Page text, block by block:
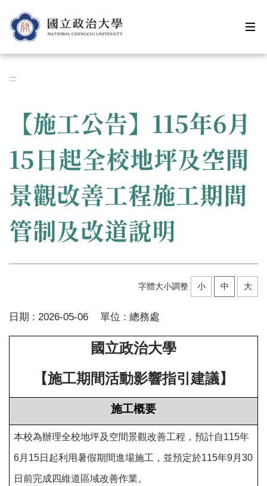
到
主
內
區
:::
【施工公告】115年6月
15日起全校地坪及空間
景觀改善工程施工期間
管制及改道說明
字體大小調整 小 中 大
日期 : 2026-05-06 單位 : 總務處
國立政治大學
【施工期間活動影響指引建議】
施工概要
本校為辦理全校地坪及空間景觀改善工程，預計自115年
6月15日起利用暑假期間進場施工，並預定於115年9月30
日前完成四維道區域改善作業。